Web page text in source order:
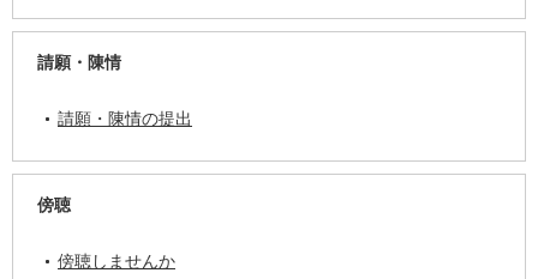
請願・陳情
請願・陳情の提出
傍聴
傍聴しませんか